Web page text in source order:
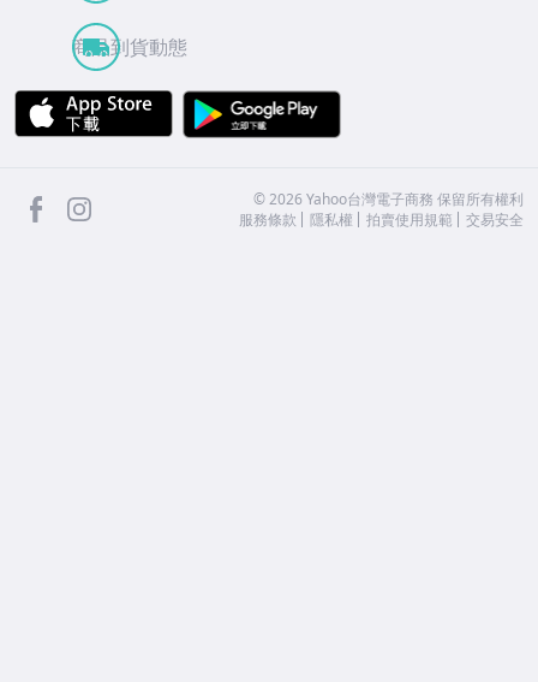
商品到貨動態
APP Store
facebook ©2026 Yahoo台灣電子商務 保留所有權利
服務條款
隱私權 拍賣使用規範 交易安全